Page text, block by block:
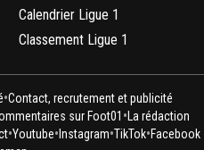
Calendrier Ligue 1
Classement Ligue 1
•Contact, recrutement et publicité
sur Foot01 •La rédaction
•Youtube• Instagram•TikTok•Facebook